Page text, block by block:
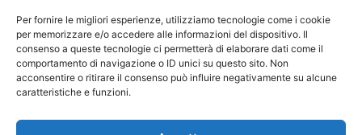
Per fornire le migliori esperienze, utilizziamo tecnologie come i cookie
per memorizzare e/o accedere alle informazioni del dispositivo. Il
consenso a queste tecnologie ci permetterà di elaborare dati come il
comportamento di navigazione o ID unici su questo sito. Non
acconsentire o ritirare il consenso può influire negativamente su alcune
caratteristiche e funzioni.
Buozzi 12, 39100 Bolzano – P.IVA/CF 02757850215
L
i
n
k
e
F
a
c
e
I
n
s
t
T
i
k
t
P
i
n
t
n. 71.06.2024.00548 Provvedimento concessivo: decreto del